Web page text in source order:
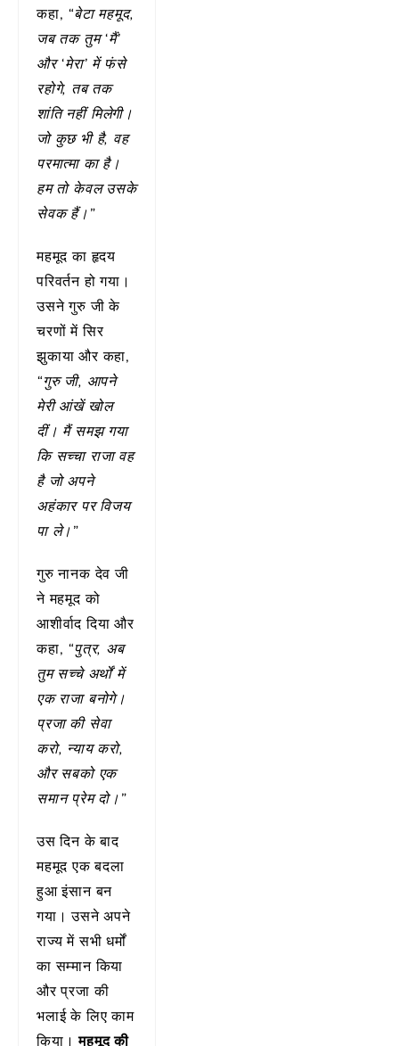
कहा, “बेटा महमूद,
जब तक तुम ‘मैं’
और ‘मेरा’ में फंसे
रहोगे, तब तक
शांति नहीं मिलेगी।
जो कुछ भी है, वह
परमात्मा का है।
हम तो केवल उसके
सेवक हैं।”
महमूद का हृदय
परिवर्तन हो गया।
उसने गुरु जी के
चरणों में सिर
झुकाया और कहा,
“गुरु जी, आपने
मेरी आंखें खोल
दीं। मैं समझ गया
कि सच्चा राजा वह
है जो अपने
अहंकार पर विजय
पा ले।”
गुरु नानक देव जी
ने महमूद को
आशीर्वाद दिया और
कहा, “पुत्र, अब
तुम सच्चे अर्थों में
एक राजा बनोगे।
प्रजा की सेवा
करो, न्याय करो,
और सबको एक
समान प्रेम दो।”
उस दिन के बाद
महमूद एक बदला
हुआ इंसान बन
गया। उसने अपने
राज्य में सभी धर्मों
का सम्मान किया
और प्रजा की
भलाई के लिए काम
किया।महमूद की